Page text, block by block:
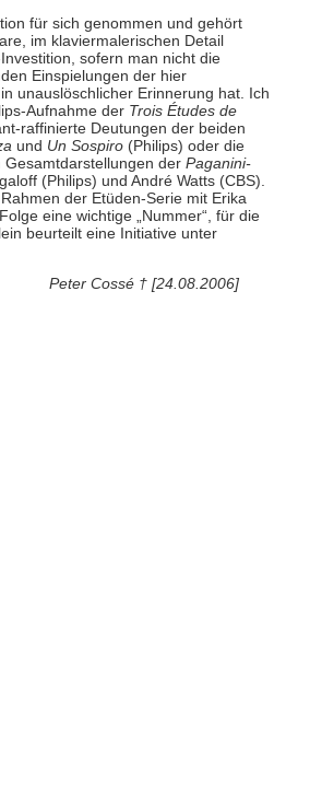
für sich genommen und gehört
im klaviermalerischen Detail
sofern man nicht die
Einspielungen der hier
unauslöschlicher Erinnerung hat. Ich
Aufnahme der Trois Études de
raffinierte Deutungen der beiden
und Un Sospiro(Philips) oder die
der Paganini-
(Philips) und André Watts (CBS).
der Etüden-Serie mit Erika
eine wichtige „Nummer“, für die
beurteilt eine Initiative unter
Peter Cossé † [24.08.2006]